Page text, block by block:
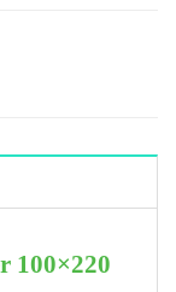
100×220